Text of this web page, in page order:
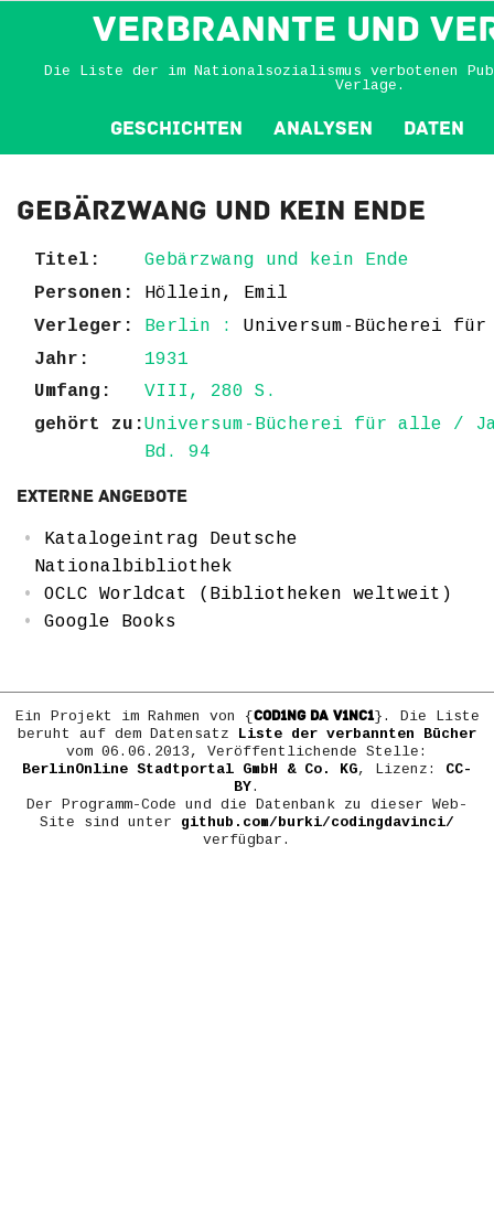
VERBRANNTE und
Die Liste der im Nationalsozialismus verbotenen
Verlage.
Geschichten Analysen Daten
Gebärzwang und kein Ende
Titel:
Gebärzwang und kein Ende
Personen:
Höllein, Emil
Verleger:
Berlin : Universum-Bücherei
Jahr:
1931
Umfang:
VIII, 280 S.
gehört zu:Universum-Bücherei für alle /
Bd. 94
Externe Angebote
Katalogeintrag Deutsche
Nationalbibliothek
OCLC Worldcat (Bibliotheken weltweit)
Google Books
Ein Projekt im Rahmen von {COD1NG DA V1NC1}. Die Liste
beruht auf dem Datensatz Liste der verbannten Bücher
vom 06.06.2013, Veröffentlichende Stelle:
BerlinOnline Stadtportal GmbH & Co. KG, Lizenz: CC-
BY.
Der Programm-Code und die Datenbank zu dieser Web-
Site sind unter github.com/burki/codingdavinci/
verfügbar.